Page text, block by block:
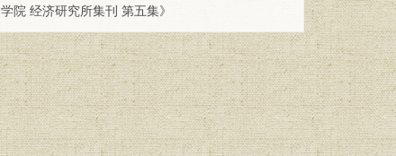
学院 经济研究所集刊 第五集》